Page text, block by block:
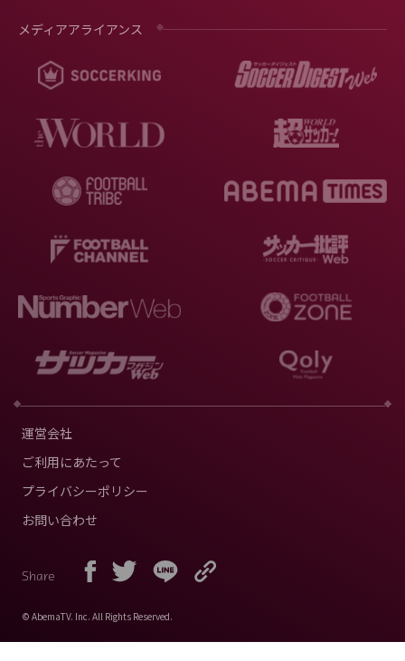
メディアアライアンス
運営会社
ご利用にあたって
プライバシーポリシー
お問い合わせ
Share
© AbemaTV. Inc. All Rights Reserved.